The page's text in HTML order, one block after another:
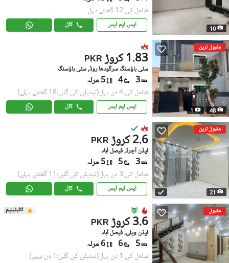
10
شامل کی:12 گھنٹے پہل
ایس ایم ایس کال
مقبول ترین
48
1
PKR 1.83 کروڑ
سٹی ہاؤسنگ سرگودھا روڈ, سٹی ہاؤسنگ
3
4 5 مرلہ
شامل کی:4 دن پہل (تبدیلی کی گئی:18 گھنٹے پہلے)
ایس ایم ایس کال
مقبول ترین
21
PKR 2.6 کروڑ
ایڈن آچرڈ, فیصل آباد
3
5 5 مرلہ
شامل کی:3 دن پہل (تبدیلی کی گئی:11 گھنٹے پہلے)
ایس ایم ایس کال
مقبول ٹائیٹینیم
PKR 3.6 کروڑ
ایڈن ویلی, فیصل آباد
5
6 6 مرلہ
شامل کی:1 دن پہل (تبدیلی کی گئی:1 دن پہلے)